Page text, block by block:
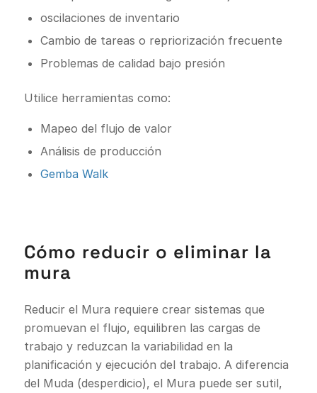
oscilaciones de inventario
Cambio de tareas o repriorización frecuente
Problemas de calidad bajo presión
Utilice herramientas como:
Mapeo del flujo de valor
Análisis de producción
Gemba Walk
Cómo reducir o eliminar la
mura
Reducir el Mura requiere crear sistemas que
promuevan el flujo, equilibren las cargas de
trabajo y reduzcan la variabilidad en la
planificación y ejecución del trabajo. A diferencia
del Muda (desperdicio), el Mura puede ser sutil,